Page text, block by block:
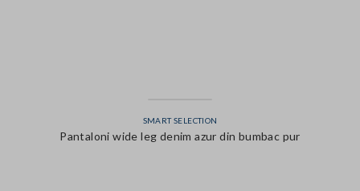
SMART SELECTION
Pantaloni wide leg denim azur din bumbac pur